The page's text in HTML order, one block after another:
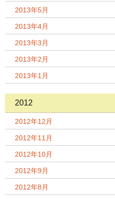
2013年5月
2013年4月
2013年3月
2013年2月
2013年1月
2012
2012年12月
2012年11月
2012年10月
2012年9月
2012年8月